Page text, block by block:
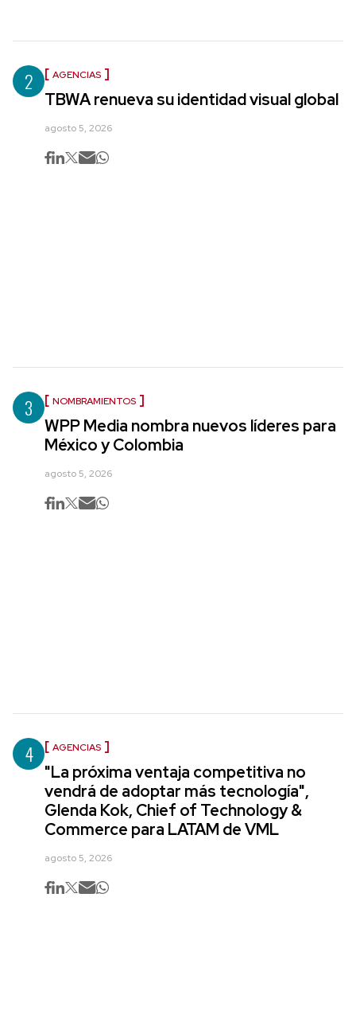
2 AGENCIAS
TBWA renueva su identidad visual global
agosto 5, 2026
3 NOMBRAMIENTOS
WPP Media nombra nuevos líderes para
México y Colombia
agosto 5, 2026
4 AGENCIAS
"La próxima ventaja competitiva no
vendrá de adoptar más tecnología",
Glenda Kok, Chief of Technology &
Commerce para LATAM de VML
agosto 5, 2026